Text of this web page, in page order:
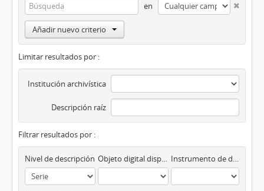
en
Añadir nuevo criterio
Limitar resultados por :
Institución archivística
Descripción raíz
Filtrar resultados por :
Nivel de descripción Objeto digital disponibles Instrumento de descripción